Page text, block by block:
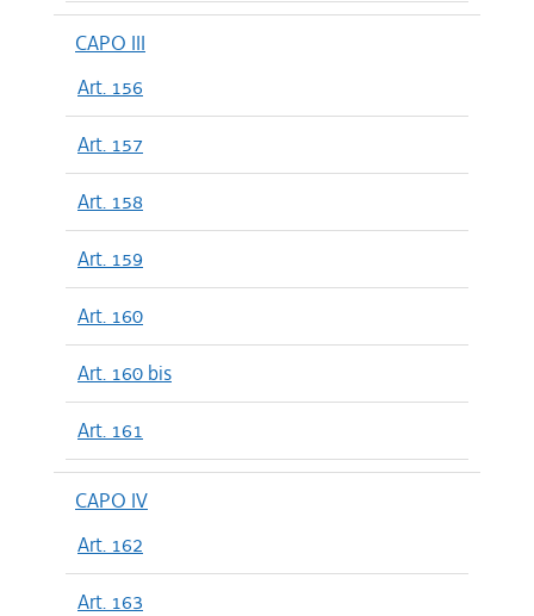
CAPO III
Art. 156
Art. 157
Art. 158
Art. 159
Art. 160
Art. 160 bis
Art. 161
CAPO IV
Art. 162
Art. 163